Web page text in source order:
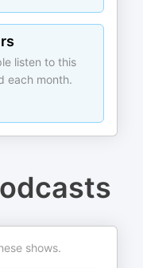
listen to this
each month.
shows.